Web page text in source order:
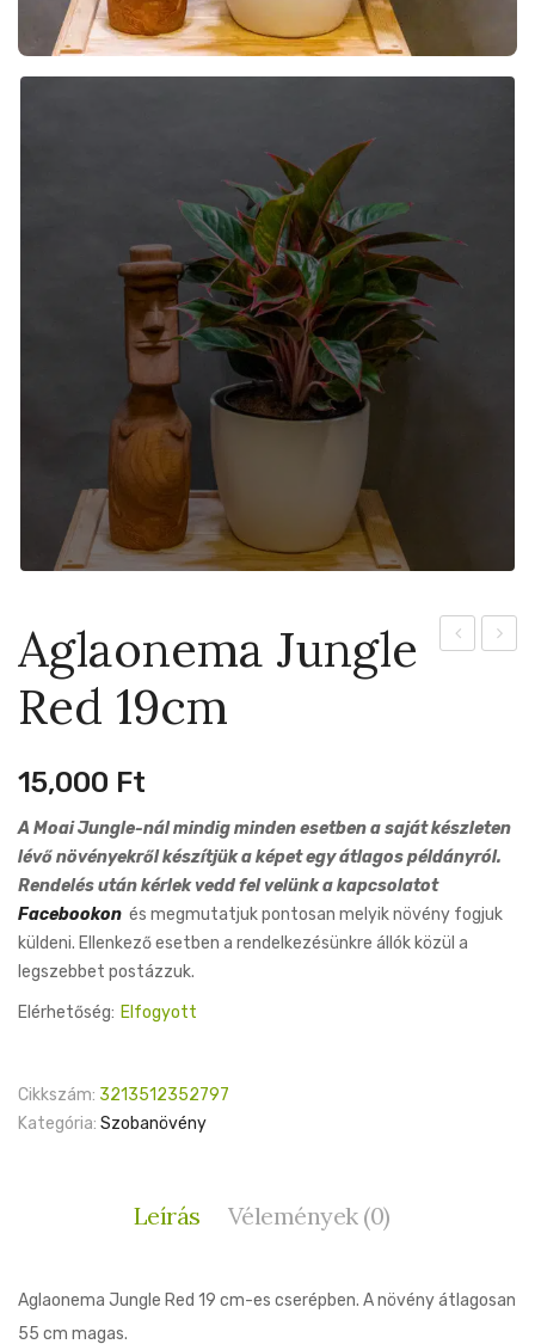
Aglaonema Jungle
Red 19cm
15,000 Ft
A Moai Jungle-nál mindig minden esetben a saját készleten
lévő növényekről készítjük a képet egy átlagos példányról.
Rendelés után kérlek vedd fel velünk a kapcsolatot
Facebookon és megmutatjuk pontosan melyik növény fogjuk
küldeni. Ellenkező esetben a rendelkezésünkre állók közül a
legszebbet postázzuk.
Elérhetőség: Elfogyott
Cikkszám: 3213512352797
Kategória: Szobanövény
Leírás Vélemények (0)
Aglaonema Jungle Red 19 cm-es cserépben. A növény átlagosan
55 cm magas.